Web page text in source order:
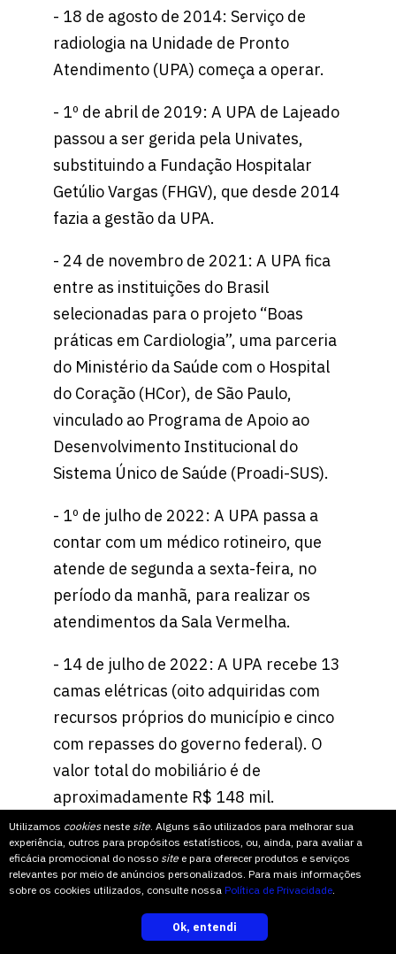
Utilizamos cookiesneste site. Alguns são utilizados para melhorar sua
experiência, outros para propósitos estatísticos, ou, ainda, para avaliar a
eficácia promocional do nosso site e para oferecer produtos e serviços
relevantes por meio de anúncios personalizados. Para mais informações
sobre os cookies utilizados, consulte nossa Política de Privacidade.
Ok, entendi
- 18 de agosto de 2014: Serviço de
radiologia na Unidade de Pronto
Atendimento (UPA) começa a operar.
- 1º de abril de 2019: A UPA de Lajeado
passou a ser gerida pela Univates,
substituindo a Fundação Hospitalar
Getúlio Vargas (FHGV), que desde 2014
fazia a gestão da UPA.
- 24 de novembro de 2021: A UPA fica
entre as instituições do Brasil
selecionadas para o projeto “Boas
práticas em Cardiologia”, uma parceria
do Ministério da Saúde com o Hospital
do Coração (HCor), de São Paulo,
vinculado ao Programa de Apoio ao
Desenvolvimento Institucional do
Sistema Único de Saúde (Proadi-SUS).
- 1º de julho de 2022: A UPA passa a
contar com um médico rotineiro, que
atende de segunda a sexta-feira, no
período da manhã, para realizar os
atendimentos da Sala Vermelha.
- 14 de julho de 2022: A UPA recebe 13
camas elétricas (oito adquiridas com
recursos próprios do município e cinco
com repasses do governo federal). O
valor total do mobiliário é de
aproximadamente R$ 148 mil.
QUEM FAZ A UPA ACONTECER